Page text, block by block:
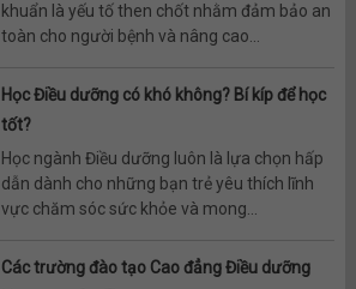
khuẩn là yếu tố then chốt nhằm đảm bảo an
toàn cho người bệnh và nâng cao...
Học Điều dưỡng có khó không? Bí kíp để học
tốt?
Học ngành Điều dưỡng luôn là lựa chọn hấp
dẫn dành cho những bạn trẻ yêu thích lĩnh
vực chăm sóc sức khỏe và mong...
Các trường đào tạo Cao đẳng Điều dưỡng